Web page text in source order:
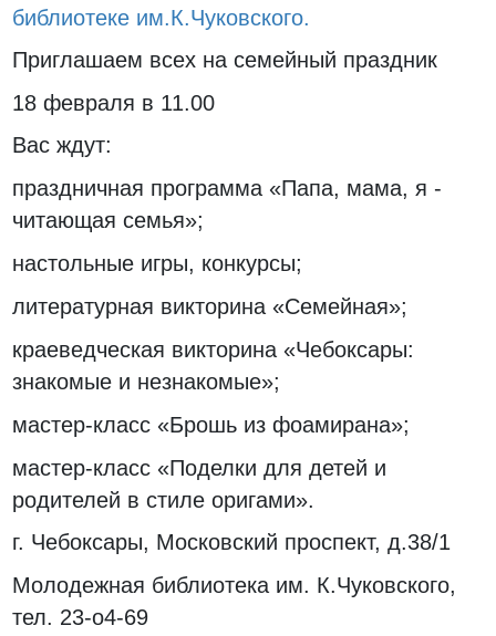
библиотеке им.К.Чуковского.
Приглашаем всех на семейный праздник
18 февраля в 11.00
Вас ждут:
праздничная программа «Папа, мама, я -
читающая семья»;
настольные игры, конкурсы;
литературная викторина «Семейная»;
краеведческая викторина «Чебоксары:
знакомые и незнакомые»;
мастер-класс «Брошь из фоамирана»;
мастер-класс «Поделки для детей и
родителей в стиле оригами».
г. Чебоксары, Московский проспект, д.38/1
Молодежная библиотека им. К.Чуковского,
тел. 23-о4-69